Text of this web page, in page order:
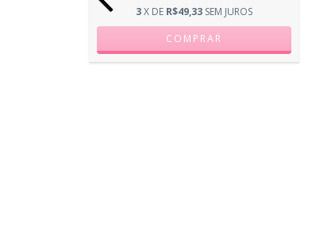
3X DE R$49,33 SEM JUROS